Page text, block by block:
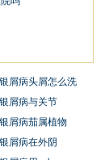
银屑病头屑怎么洗
银屑病与关节
银屑病茄属植物
银屑病在外阴